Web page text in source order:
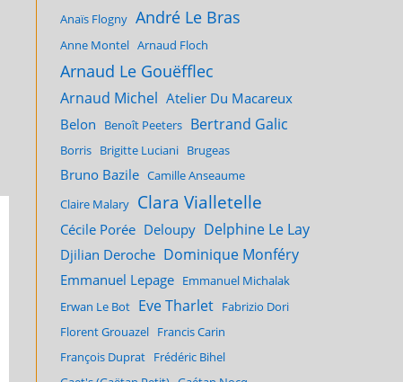
Anaïs Flogny André Le Bras
Anne Montel Arnaud Floch
Arnaud Le Gouëfflec
Arnaud Michel Atelier Du Macareux
Belon
Benoît Peeters Bertrand Galic
Borris Brigitte Luciani Brugeas
Bruno Bazile Camille Anseaume
Claire Malary Clara Vialletelle
Cécile Porée Deloupy Delphine Le Lay
Djilian Deroche Dominique Monféry
Emmanuel Lepage Emmanuel Michalak
Erwan Le Bot Eve Tharlet Fabrizio Dori
Florent Grouazel Francis Carin
François Duprat Frédéric Bihel